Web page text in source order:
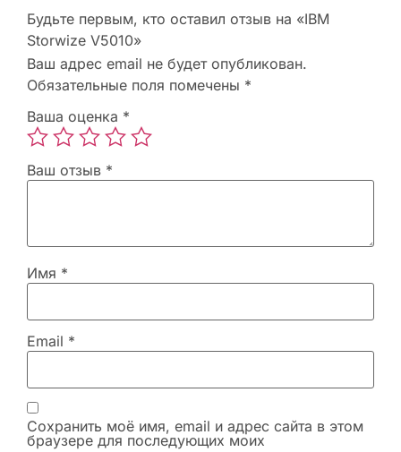
Будьте первым, кто оставил отзыв на «IBM
Storwize V5010»
Ваш адрес email не будет опубликован.
Обязательные поля помечены *
Ваша оценка *
Ваш отзыв *
Имя *
Email *
Сохранить моё имя, email и адрес сайта в этом
браузере для последующих моих